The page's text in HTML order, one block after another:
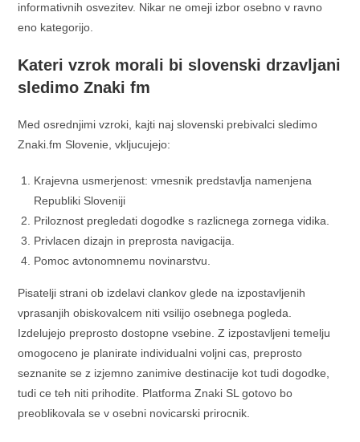
informativnih osvezitev. Nikar ne omeji izbor osebno v ravno
eno kategorijo.
Kateri vzrok morali bi slovenski drzavljani
sledimo Znaki fm
Med osrednjimi vzroki, kajti naj slovenski prebivalci sledimo
Znaki.fm Slovenie, vkljucujejo:
Krajevna usmerjenost: vmesnik predstavlja namenjena
Republiki Sloveniji
Priloznost pregledati dogodke s razlicnega zornega vidika.
Privlacen dizajn in preprosta navigacija.
Pomoc avtonomnemu novinarstvu.
Pisatelji strani ob izdelavi clankov glede na izpostavljenih
vprasanjih obiskovalcem niti vsilijo osebnega pogleda.
Izdelujejo preprosto dostopne vsebine. Z izpostavljeni temelju
omogoceno je planirate individualni voljni cas, preprosto
seznanite se z izjemno zanimive destinacije kot tudi dogodke,
tudi ce teh niti prihodite. Platforma Znaki SL gotovo bo
preoblikovala se v osebni novicarski prirocnik.